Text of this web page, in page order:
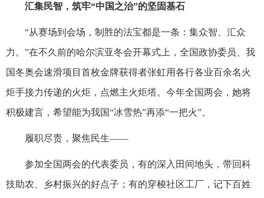
汇集民智，筑牢“中国之治”的坚固基石
“从赛场到会场，制胜的法宝都是一条：集众智、汇众
力。”在不久前的哈尔滨亚冬会开幕式上，全国政协委员、我
国冬奥会速滑项目首枚金牌获得者张虹用各行各业百余名火
炬手接力传递的火炬，点燃主火炬塔。今年全国两会，她将
积极建言，希望能为我国“冰雪热”再添“一把火”。
履职尽责，聚焦民生——
参加全国两会的代表委员，有的深入田间地头，带回科
技助农、乡村振兴的好点子；有的穿梭社区工厂，记下百姓